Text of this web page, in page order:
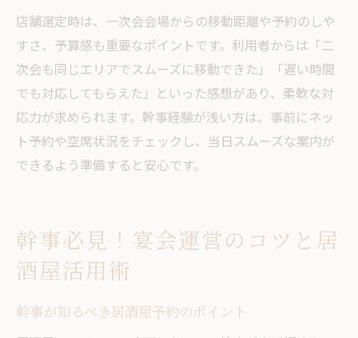
店舗選定時は、一次会会場からの移動距離や予約のしや
すさ、予算感も重要なポイントです。利用者からは「二
次会も同じエリアでスムーズに移動できた」「遅い時間
でも対応してもらえた」といった感想があり、柔軟な対
応力が求められます。幹事経験が浅い方は、事前にネッ
ト予約や空席状況をチェックし、当日スムーズな案内が
できるよう準備すると安心です。
幹事必見！宴会運営のコツと居
酒屋活用術
幹事が知るべき居酒屋予約のポイント